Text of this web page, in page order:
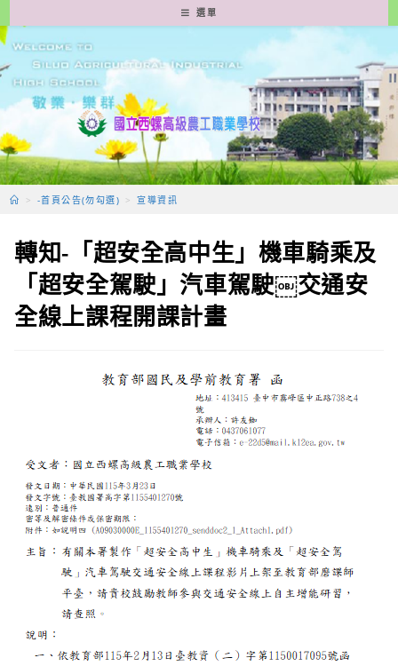
轉
至
要
容
選單
> -首頁公告(勿勾選) > 宣導資訊
轉知-「超安全高中生」機車騎乘及
「超安全駕駛」汽車駕駛￼交通安
全線上課程開課計畫